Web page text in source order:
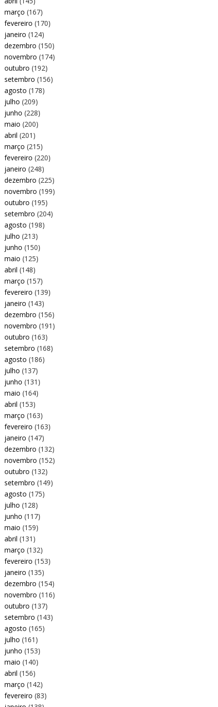
março (167)
fevereiro (170)
janeiro (124)
dezembro (150)
novembro (174)
outubro (192)
setembro (156)
agosto (178)
julho (209)
junho (228)
maio (200)
abril (201)
março (215)
fevereiro (220)
janeiro (248)
dezembro (225)
novembro (199)
outubro (195)
setembro (204)
agosto (198)
julho (213)
junho (150)
maio (125)
abril (148)
março (157)
fevereiro (139)
janeiro (143)
dezembro (156)
novembro (191)
outubro (163)
setembro (168)
agosto (186)
julho (137)
junho (131)
maio (164)
abril (153)
março (163)
fevereiro (163)
janeiro (147)
dezembro (132)
novembro (152)
outubro (132)
setembro (149)
agosto (175)
julho (128)
junho (117)
maio (159)
abril (131)
março (132)
fevereiro (153)
janeiro (135)
dezembro (154)
novembro (116)
outubro (137)
setembro (143)
agosto (165)
julho (161)
junho (153)
maio (140)
abril (156)
março (142)
fevereiro (83)